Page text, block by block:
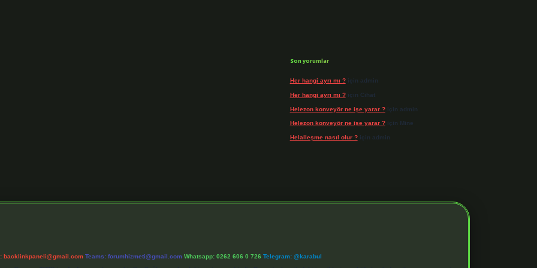
Son yorumlar
Her hangi ayrı mı ?için admin
Her hangi ayrı mı ?için Cihat
Helezon konveyör ne işe yarar ?için admin
Helezon konveyör ne işe yarar ?için Mine
Helalleşme nasıl olur ?için admin
backlinkpaneli@gmail.com Teams: forumhizmeti@gmail.com Whatsapp: 0262 606 0 726 Telegram: @karabul